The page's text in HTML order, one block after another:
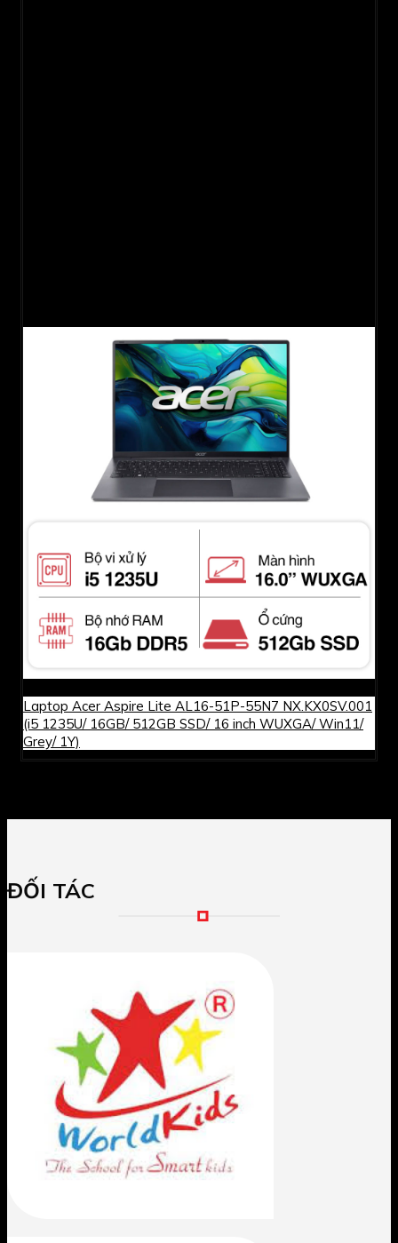
Laptop Acer Aspire Lite AL16-51P-55N7 NX.KX0SV.001
(i5 1235U/ 16GB/ 512GB SSD/ 16 inch WUXGA/ Win11/
Grey/ 1Y)
ĐỐI TÁC